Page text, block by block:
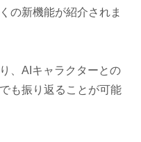
の新機能が紹介されま
、AIキャラクターとの
も振り返ることが可能